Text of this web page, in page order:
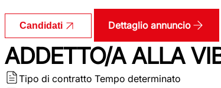
Candidati Dettaglio annuncio
ADDETTO/A ALLA
Tipo di contratto Tempo determinato